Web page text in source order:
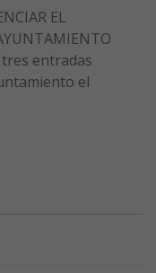
EL
tres entradas
el